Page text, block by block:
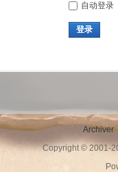
自动登录
登录
Archiver
Copyright © 2001-